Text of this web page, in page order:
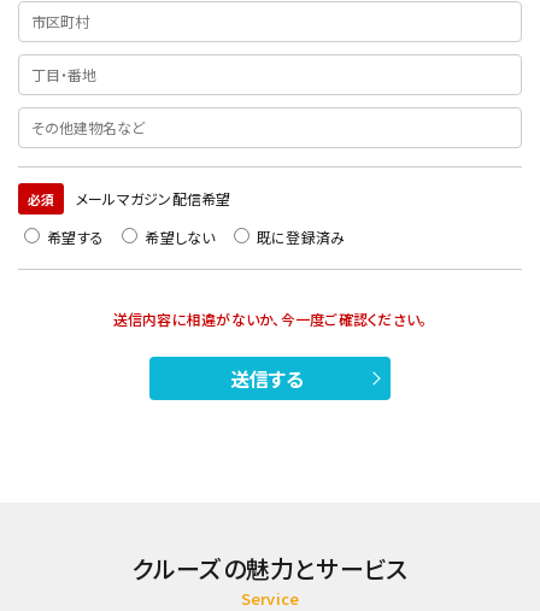
必須
メールマガジン配信希望
希望する
希望しない 既に登録済み
送信内容に相違がないか、今一度ご確認ください。
クルーズの魅力とサービス
Service